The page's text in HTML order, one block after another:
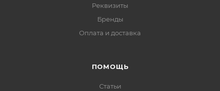
Реквизиты
Бренды
Оплата и доставка
ПОМОЩЬ
Статьи